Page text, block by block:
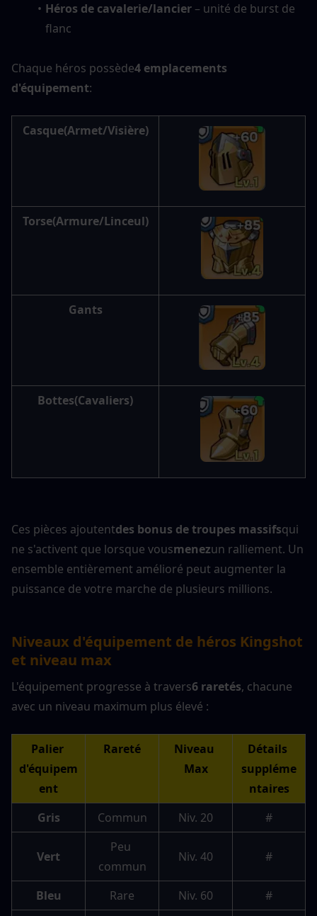
Héros de cavalerie/lancier – unité de burst de
flanc
Chaque héros possède4 emplacements
d'équipement:
Casque(Armet/Visière)
Torse(Armure/Linceul)
Gants
Bottes(Cavaliers)
Ces pièces ajoutentdes bonus de troupes massifsqui
ne s'activent que lorsque vousmenezun ralliement. Un
ensemble entièrement amélioré peut augmenter la
puissance de votre marche de plusieurs millions.
Niveaux d'équipement de héros Kingshot
et niveau max
L'équipement progresse à travers6 raretés, chacune
avec un niveau maximum plus élevé :
Palier
d'équipem
ent
Rareté
Niveau
Max
Détails
suppléme
ntaires
Gris
Commun Niv. 20 #
Vert
Peu
commun
Niv. 40 #
Bleu Rare Niv. 60
#